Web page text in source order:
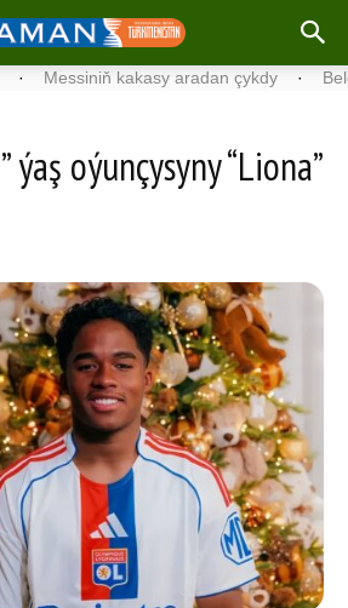
kakasy aradan çykdy ·
ýaş oýunçysyny “Liona”